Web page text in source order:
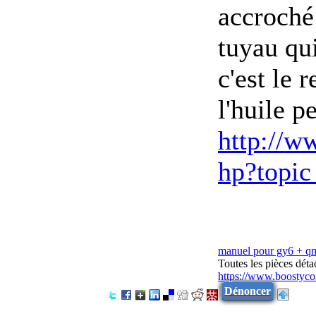
tuyau
c'est le
l'huile
http://
manuel pour gy6 +
Toutes les pièces
https://
Dénoncer